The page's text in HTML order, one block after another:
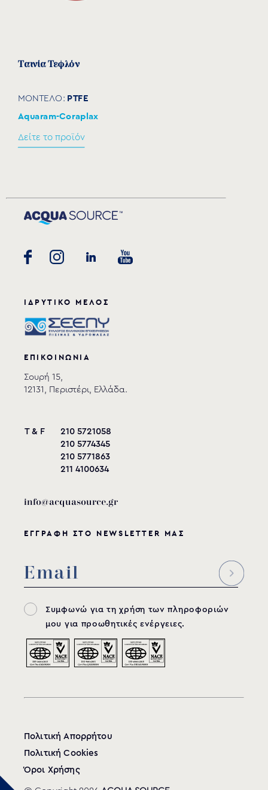
Ταινία Τεφλόν
ΜΟΝΤΕΛΟ: PTFE
Aquaram-Coraplax
Δείτε το προϊόν
ΙΔΡΥΤΙΚΟ ΜΕΛΟΣ
ΕΠΙΚΟΙΝΩΝΙΑ
Σουρή 15,
12131, Περιστέρι, Ελλάδα.
T & F
210 5721058
210 5774345
210 5771863
211 4100634
info@acquasource.gr
ΕΓΓΡΑΦΗ ΣΤΟ NEWSLETTER ΜΑΣ
Συμφωνώ για τη χρήση των πληροφοριών
μου για προωθητικές ενέργειες.
Πολιτική Απορρήτου
Πολιτική Cookies
Όροι Χρήσης